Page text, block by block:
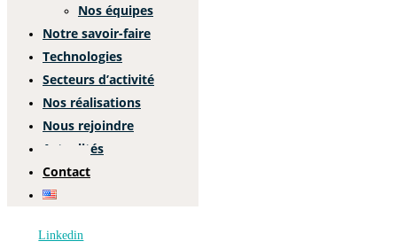
Nos équipes
Notre savoir-faire
Technologies
Secteurs d’activité
Nos réalisations
Nous rejoindre
Actualités
Contact
Linkedin